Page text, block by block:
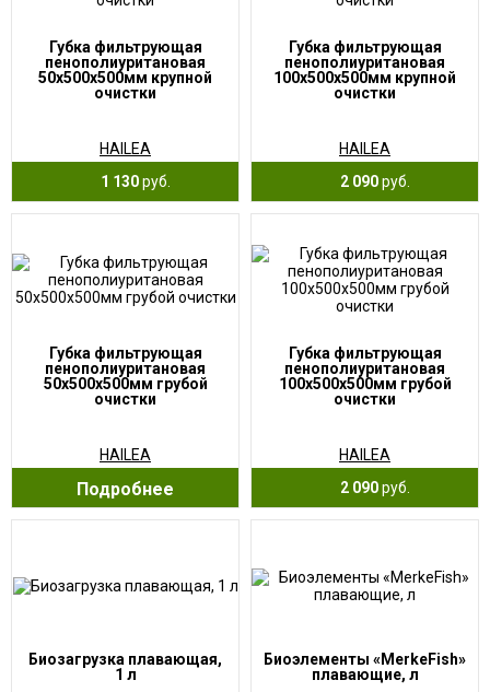
Губка фильтрующая
пенополиуритановая
50х500х500мм крупной
очистки
HAILEA
1 130руб.
Губка фильтрующая
пенополиуритановая
100х500х500мм крупной
очистки
HAILEA
2 090руб.
Губка фильтрующая
пенополиуритановая
50х500х500мм грубой
очистки
HAILEA
Подробнее
Губка фильтрующая
пенополиуритановая
100х500х500мм грубой
очистки
HAILEA
2 090руб.
Биозагрузка плавающая,
1 л
Биоэлементы «MerkeFish»
плавающие, л